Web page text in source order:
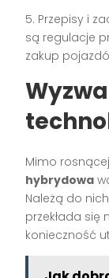
5. Przepisy i
są regulacje
zakup
Mimo
hybrydowa
Należą do
przekłada się
konieczność